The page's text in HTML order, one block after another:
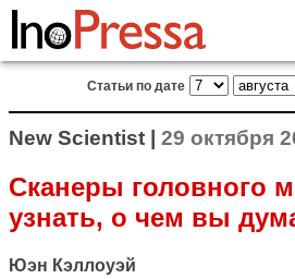
Статьи по дате
New Scientist | 29 октября
Сканеры головного
узнать, о чем вы
Юэн Кэллоуэй